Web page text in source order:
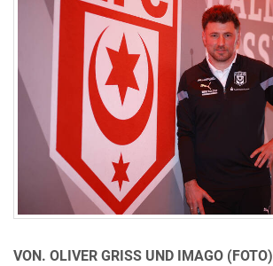
VON. OLIVER GRISS UND IMAGO (FOTO)